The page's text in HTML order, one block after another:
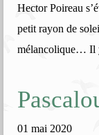
Hector Poireau
petit rayon de
mélancolique… Il
01 mai 2020